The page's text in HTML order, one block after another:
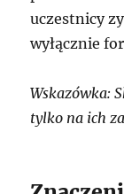
uczestnicy
wyłącznie
Wskazówka:
tylko na ich